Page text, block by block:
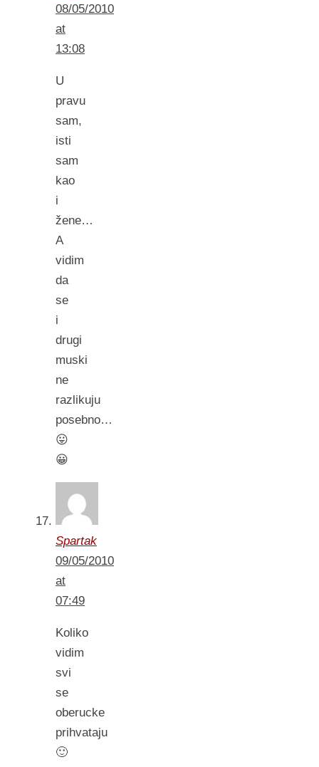
08/05/2010
at
13:08
U
pravu
sam,
isti
sam
kao
i
žene…
A
vidim
da
se
i
drugi
muski
ne
razlikuju
posebno…
😛
😀
Spartak
09/05/2010
at
07:49
Koliko
vidim
svi
se
oberucke
prihvataju
🙂